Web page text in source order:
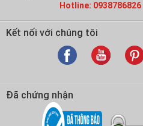
Hotline: 0938786826
Kết nối với chúng tôi
Đã chứng nhận